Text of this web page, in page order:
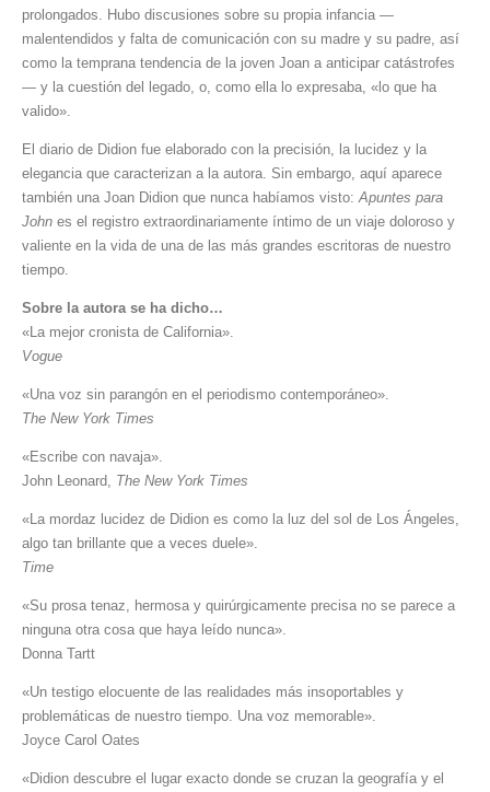
prolongados. Hubo discusiones sobre su propia infancia —
malentendidos y falta de comunicación con su madre y su padre, así
como la temprana tendencia de la joven Joan a anticipar catástrofes
— y la cuestión del legado, o, como ella lo expresaba, «lo que ha
valido».
El diario de Didion fue elaborado con la precisión, la lucidez y la
elegancia que caracterizan a la autora. Sin embargo, aquí aparece
también una Joan Didion que nunca habíamos visto: Apuntes para
John es el registro extraordinariamente íntimo de un viaje doloroso y
valiente en la vida de una de las más grandes escritoras de nuestro
tiempo.
Sobre la autora se ha dicho…
«La mejor cronista de California».
Vogue
«Una voz sin parangón en el periodismo contemporáneo».
The New York Times
«Escribe con navaja».
John Leonard, The New York Times
«La mordaz lucidez de Didion es como la luz del sol de Los Ángeles,
algo tan brillante que a veces duele».
Time
«Su prosa tenaz, hermosa y quirúrgicamente precisa no se parece a
ninguna otra cosa que haya leído nunca».
Donna Tartt
«Un testigo elocuente de las realidades más insoportables y
problemáticas de nuestro tiempo. Una voz memorable».
Joyce Carol Oates
«Didion descubre el lugar exacto donde se cruzan la geografía y el